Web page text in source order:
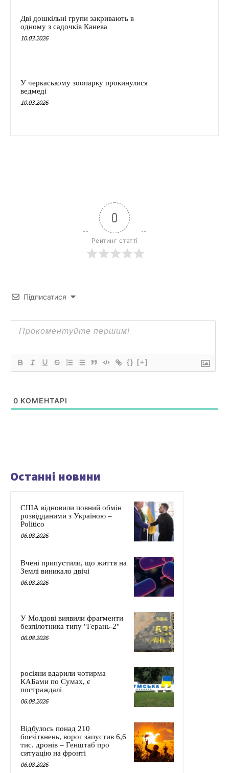
Дві дошкільні групи закривають в
одному з садочків Канева
10.03.2026
У черкаському зоопарку прокинулися
ведмеді
10.03.2026
0
Рейтинг статті
Підписатися
{} [+]
0 КОМЕНТАРІ
Останні новини
США відновили повний обмін
розвідданими з Україною –
Politico
06.08.2026
Вчені припустили, що життя на
Землі виникало двічі
06.08.2026
У Молдові виявили фрагменти
безпілотника типу "Герань-2"
06.08.2026
росіяни вдарили чотирма
КАБами по Сумах, є
постраждалі
06.08.2026
Відбулось понад 210
боєзіткнень, ворог запустив 6,6
тис. дронів – Генштаб про
ситуацію на фронті
06.08.2026